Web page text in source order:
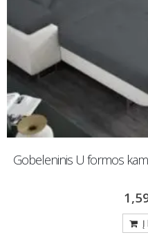
Gobeleninis U formos
Į